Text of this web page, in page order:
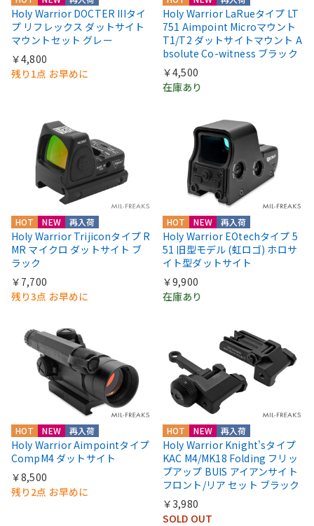
Holy Warrior DOCTER IIIタイ
プ リフレックス ダットサイト
マウントセット グレー
￥4,800
残り1点 お早めに
Holy Warrior LaRueタイプ LT
751 Aimpoint Microマウント
T1/T2 ダットサイトマウント A
bsolute Co-witness ブラック
￥4,500
在庫あり
HOT NEW 再入荷
Holy Warrior Trijiconタイプ R
MR マイクロ ダットサイト ブ
ラック
￥7,700
残り3点 お早めに
HOT NEW 再入荷
Holy Warrior EOtechタイプ 5
51 旧型モデル (虹ロゴ) ホロサ
イト型ダットサイト
￥9,900
在庫あり
HOT NEW 再入荷
Holy Warrior Aimpointタイプ
CompM4 ダットサイト
￥8,500
残り2点 お早めに
HOT NEW 再入荷
Holy Warrior Knight'sタイプ
KAC M4/MK18 Folding フリッ
プアップ BUIS アイアンサイト
フロント/リア セット ブラック
￥3,980
SOLD OUT